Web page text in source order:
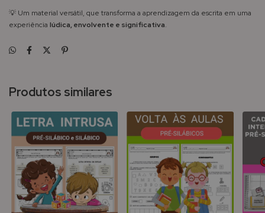
💡 Um material versátil, que transforma a aprendizagem da escrita em uma
experiência lúdica, envolvente e significativa.
Produtos similares